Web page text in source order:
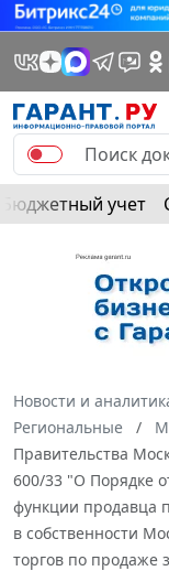
Бюджетный учет
Новости и
Региональные
Правительства
600/33 "О Порядке
функции продавца
в собственности
торгов по продаже